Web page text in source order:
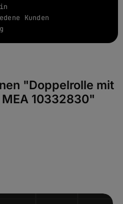
Kunden
"Doppelrolle mit
10332830"